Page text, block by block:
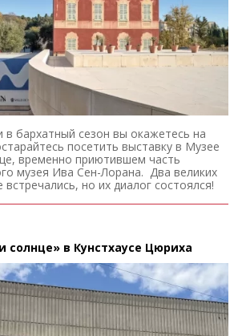
в бархатный сезон вы окажетесь на
посетить выставку в Музее
временно приютившем часть
музея Ива Сен-Лорана. Два великих
встречались, но их диалог состоялся!
солнце» в Кунстхаусе Цюриха